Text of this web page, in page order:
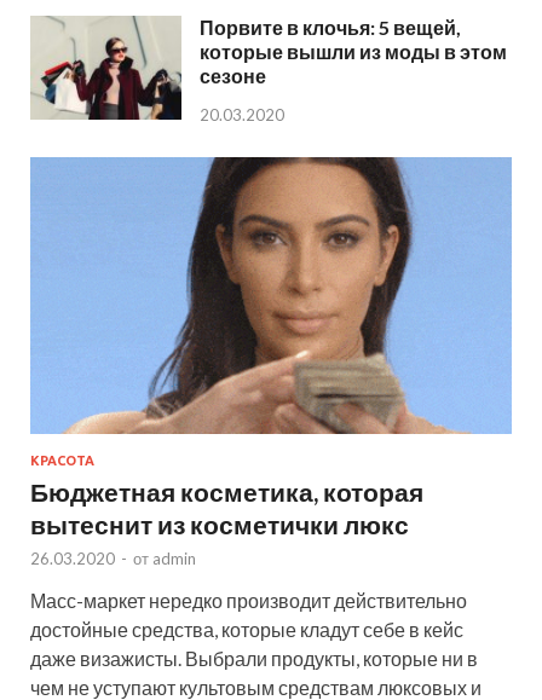
Порвите в клочья: 5 вещей,
которые вышли из моды в этом
сезоне
20.03.2020
КРАСОТА
Бюджетная косметика, которая
вытеснит из косметички люкс
26.03.2020 - от admin
Масс-маркет нередко производит действительно
достойные средства, которые кладут себе в кейс
даже визажисты. Выбрали продукты, которые ни в
чем не уступают культовым средствам люксовых и